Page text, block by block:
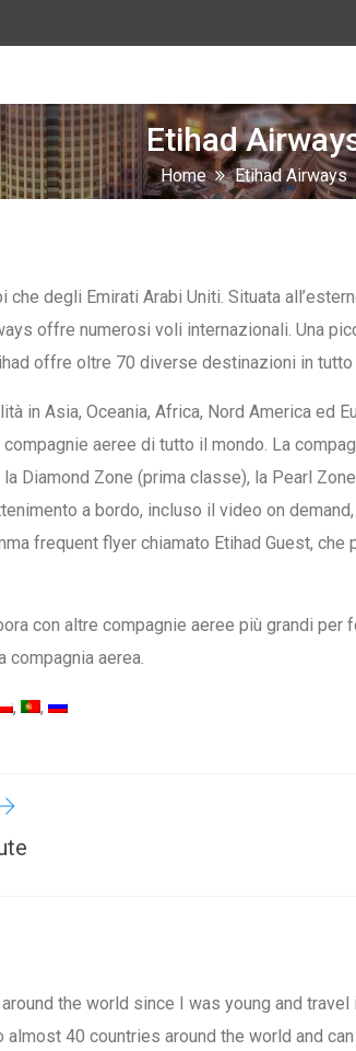
Etihad
Home Etihad Airways
degli Emirati Arabi Uniti. Situata
offre numerosi voli internazionali. Una
offre oltre 70 diverse destinazioni in tutto
in Asia, Oceania, Africa, Nord America ed
aeree di tutto il mondo. La
Diamond Zone (prima classe), la Pearl
a bordo, incluso il video on
frequent flyer chiamato Etihad Guest, che
con altre compagnie aeree più grandi per
aerea.
the world since I was young and travel
40 countries around the world and